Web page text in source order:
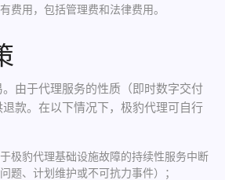
费用，包括管理费和法律费用。
由于代理服务的性质（即时数字交付
款。在以下情况下，极豹代理可自行
极豹代理基础设施故障的持续性服务中断
题、计划维护或不可抗力事件）；